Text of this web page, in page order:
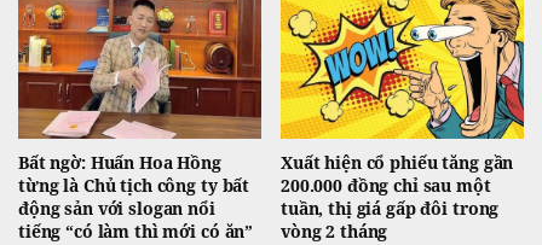
Bất ngờ: Huấn Hoa Hồng
từng là Chủ tịch công ty bất
động sản với slogan nổi
tiếng “có làm thì mới có ăn”
Xuất hiện cổ phiếu tăng gần
200.000 đồng chỉ sau một
tuần, thị giá gấp đôi trong
vòng 2 tháng